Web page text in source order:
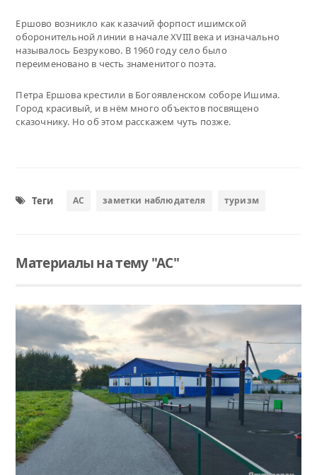
Ершово возникло как казачий форпост ишимской
оборонительной линии в начале XVIII века и изначально
называлось Безруково. В 1960 году село было
переименовано в честь знаменитого поэта.
Петра Ершова крестили в Богоявленском соборе Ишима.
Город красивый, и в нём много объектов посвящено
сказочнику. Но об этом расскажем чуть позже.
Теги АС заметки наблюдателя туризм
Материалы на тему "АС"
Читать